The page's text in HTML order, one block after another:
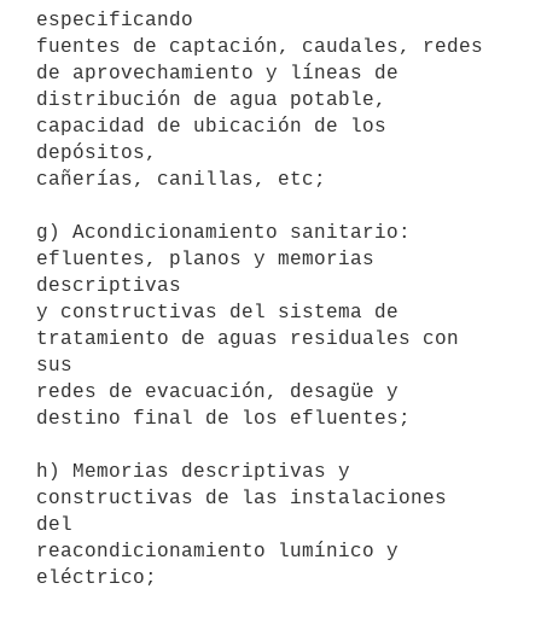
especificando
fuentes de captación, caudales, redes
de aprovechamiento y líneas de
distribución de agua potable,
capacidad de ubicación de los
depósitos,
cañerías, canillas, etc;
g) Acondicionamiento sanitario:
efluentes, planos y memorias
descriptivas
y constructivas del sistema de
tratamiento de aguas residuales con
sus
redes de evacuación, desagüe y
destino final de los efluentes;
h) Memorias descriptivas y
constructivas de las instalaciones
del
reacondicionamiento lumínico y
eléctrico;